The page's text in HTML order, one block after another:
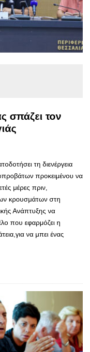
σπάζει τον
τη διενέργεια
προκειμένου να
μέρες πριν,
κρουσμάτων στη
Ανάπτυξης να
που εφαρμόζει η
να μπει ένας